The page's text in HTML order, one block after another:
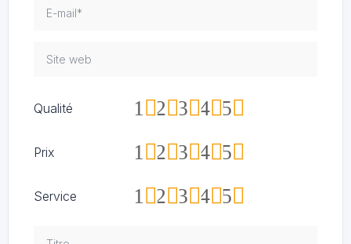
Qualité 5
4
3
2
1
Prix 5
4
3
2
1
Service 5
4
3
2
1